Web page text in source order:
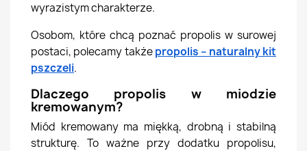
wyrazistym charakterze.
Osobom, które chcą poznać propolis w surowej
postaci, polecamy takżepropolis – naturalny kit
pszczeli.
Dlaczego propolis w miodzie
kremowanym?
Miód kremowany ma miękką, drobną i stabilną
strukturę. To ważne przy dodatku propolisu,